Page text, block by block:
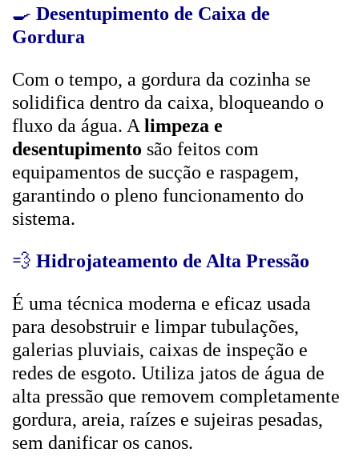
🍳 Desentupimento de Caixa de
Gordura
Com o tempo, a gordura da cozinha se
solidifica dentro da caixa, bloqueando o
fluxo da água. A limpeza e
desentupimento são feitos com
equipamentos de sucção e raspagem,
garantindo o pleno funcionamento do
sistema.
💨 Hidrojateamento de Alta Pressão
É uma técnica moderna e eficaz usada
para desobstruir e limpar tubulações,
galerias pluviais, caixas de inspeção e
redes de esgoto. Utiliza jatos de água de
alta pressão que removem completamente
gordura, areia, raízes e sujeiras pesadas,
sem danificar os canos.